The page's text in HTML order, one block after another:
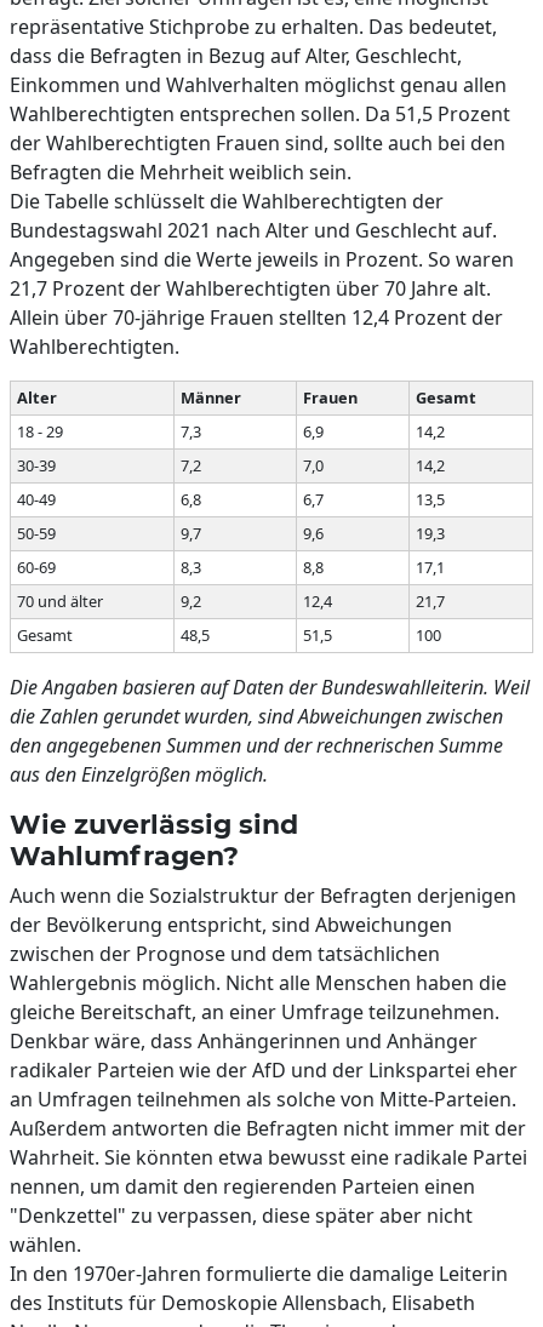
repräsentative Stichprobe zu erhalten. Das bedeutet,
dass die Befragten in Bezug auf Alter, Geschlecht,
Einkommen und Wahlverhalten möglichst genau allen
Wahlberechtigten entsprechen sollen. Da 51,5 Prozent
der Wahlberechtigten Frauen sind, sollte auch bei den
Befragten die Mehrheit weiblich sein.
Die Tabelle schlüsselt die Wahlberechtigten der
Bundestagswahl 2021 nach Alter und Geschlecht auf.
Angegeben sind die Werte jeweils in Prozent. So waren
21,7 Prozent der Wahlberechtigten über 70 Jahre alt.
Allein über 70-jährige Frauen stellten 12,4 Prozent der
Wahlberechtigten.
Alter Männer Frauen
Gesamt
18 - 29
7,3 6,9
14,2
30-39
7,2 7,0
14,2
40-49
6,8 6,7
13,5
50-59
9,7 9,6
19,3
60-69
8,3 8,8
17,1
70 und älter
9,2 12,4
21,7
Gesamt
48,5 51,5 100
Die Angaben basieren auf Daten der Bundeswahlleiterin. Weil
die Zahlen gerundet wurden, sind Abweichungen zwischen
den angegebenen Summen und der rechnerischen Summe
aus den Einzelgrößen möglich.
Wie zuverlässig sind
Wahlumfragen?
Auch wenn die Sozialstruktur der Befragten derjenigen
der Bevölkerung entspricht, sind Abweichungen
zwischen der Prognose und dem tatsächlichen
Wahlergebnis möglich. Nicht alle Menschen haben die
gleiche Bereitschaft, an einer Umfrage teilzunehmen.
Denkbar wäre, dass Anhängerinnen und Anhänger
radikaler Parteien wie der AfD und der Linkspartei eher
an Umfragen teilnehmen als solche von Mitte-Parteien.
Außerdem antworten die Befragten nicht immer mit der
Wahrheit. Sie könnten etwa bewusst eine radikale Partei
nennen, um damit den regierenden Parteien einen
"Denkzettel" zu verpassen, diese später aber nicht
wählen.
In den 1970er-Jahren formulierte die damalige Leiterin
des Instituts für Demoskopie Allensbach, Elisabeth